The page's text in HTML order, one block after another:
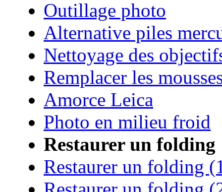
Outillage photo
Alternative piles
Nettoyage des
Remplacer les
Amorce Leica
Photo en milieu froid
Restaurer un folding
Restaurer un folding